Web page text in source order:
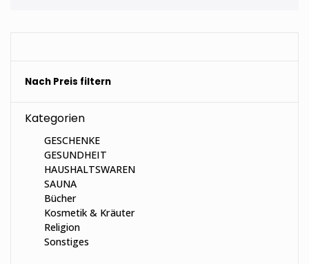
Nach Preis filtern
Kategorien
GESCHENKE
GESUNDHEIT
HAUSHALTSWAREN
SAUNA
Bücher
Kosmetik & Kräuter
Religion
Sonstiges